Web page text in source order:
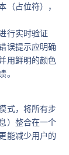
（占位符），
行实时验证
误提示应明确
用鲜明的颜色
。
式，将所有步
）整合在一个
能减少用户的